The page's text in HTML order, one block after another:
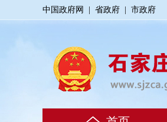
中国政府网 省政府 市政府